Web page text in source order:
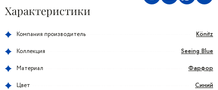
Характеристики
Компания производитель Könitz
Коллекция Seeing Blue
Материал Фарфор
Цвет Синий